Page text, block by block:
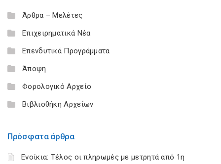
Άρθρα – Μελέτες
Επιχειρηματικά Νέα
Επενδυτικά Προγράμματα
Άποψη
Φορολογικό Αρχείο
Βιβλιοθήκη Αρχείων
Πρόσφατα άρθρα
Ενοίκια: Τέλος οι πληρωμές με μετρητά από 1η